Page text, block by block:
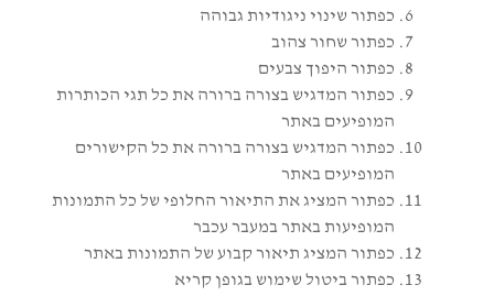
כפתור שינוי ניגודיות גבוהה
כפתור שחור צהוב
כפתור היפוך צבעים
כפתור המדגיש בצורה ברורה את כל תגי הכותרות
המופיעים באתר
כפתור המדגיש בצורה ברורה את כל הקישורים
המופיעים באתר
כפתור המציג את התיאור החלופי של כל התמונות
המופיעות באתר במעבר עכבר
כפתור המציג תיאור קבוע של התמונות באתר
כפתור ביטול שימוש בגופן קריא